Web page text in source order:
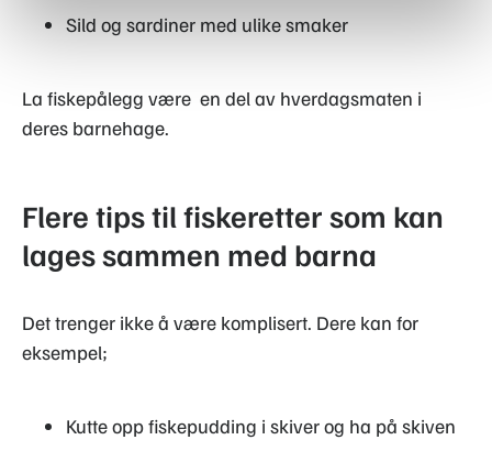
Sild og sardiner med ulike smaker
La fiskepålegg være en del av hverdagsmaten i
deres barnehage.
Flere tips til fiskeretter som kan
lages sammen med barna
Det trenger ikke å være komplisert. Dere kan for
eksempel;
Kutte opp fiskepudding i skiver og ha på skiven